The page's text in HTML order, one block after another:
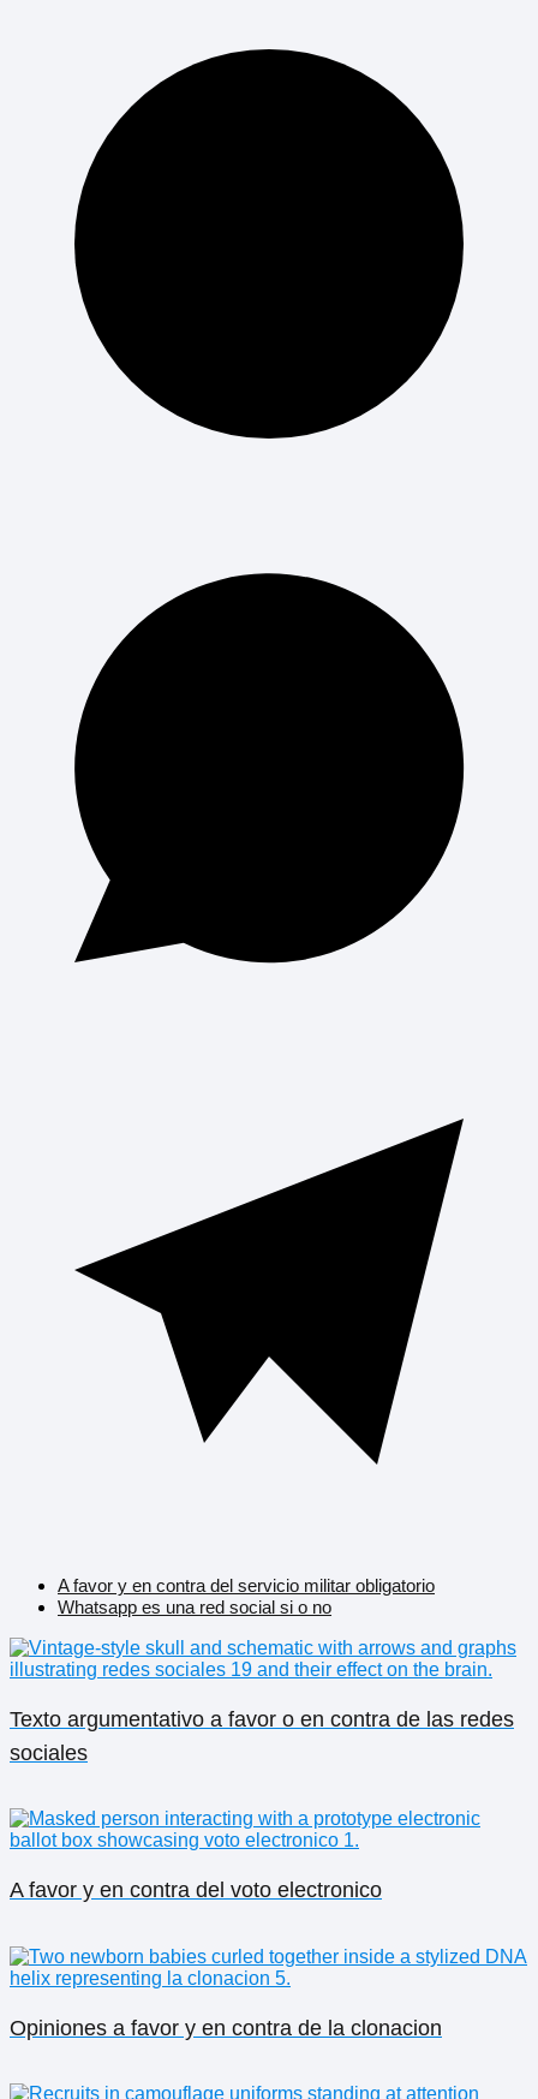
A favor y en contra del servicio militar obligatorio
Whatsapp es una red social si o no
Texto argumentativo a favor o en contra de las redes
sociales
A favor y en contra del voto electronico
Opiniones a favor y en contra de la clonacion